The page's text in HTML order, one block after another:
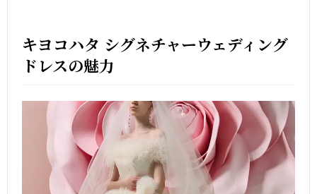
キヨコハタ シグネチャーウェディング
ドレスの魅力